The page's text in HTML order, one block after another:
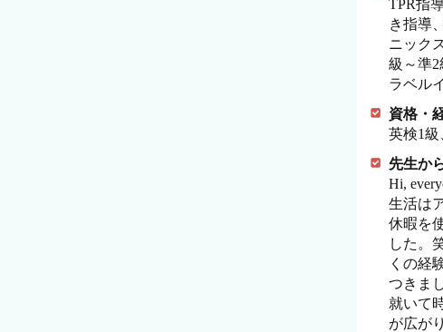
TPR指
き指導
ニック
級～準
ラベル
資格・
英検1
先生か
Hi,
生活は
休暇を
した。
くの経
つきま
就いて
が広が